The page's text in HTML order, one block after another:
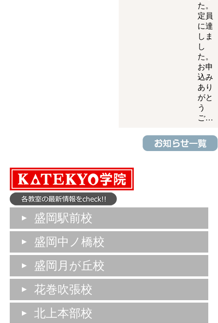
た。
定員
に達
しま
し
た。
お申
込み
あり
がと
う
ご…
盛岡駅前校
盛岡中ノ橋校
盛岡月が丘校
花巻吹張校
北上本部校